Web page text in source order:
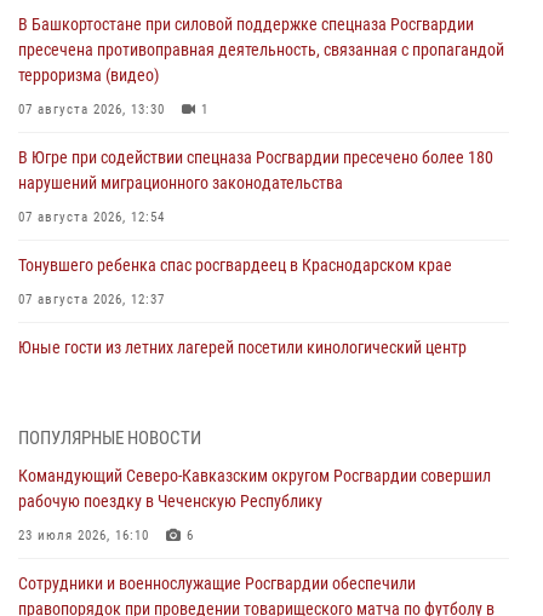
В Башкортостане при силовой поддержке спецназа Росгвардии
пресечена противоправная деятельность, связанная с пропагандой
терроризма (видео)
07 августа 2026, 13:30 1
В Югре при содействии спецназа Росгвардии пресечено более 180
нарушений миграционного законодательства
07 августа 2026, 12:54
Тонувшего ребенка спас росгвардеец в Краснодарском крае
07 августа 2026, 12:37
Юные гости из летних лагерей посетили кинологический центр
выпуска «Легенды армии с Александром Маршалом»
07 августа 2026, 12:00
ветераны военной контрразведки почтили память Николая
ПОПУЛЯРНЫЕ НОВОСТИ
Командующий Северо-Кавказским округом Росгвардии совершил
рабочую поездку в Чеченскую Республику
23 июля 2026, 16:10 6
Сотрудники и военнослужащие Росгвардии обеспечили
правопорядок при проведении товарищеского матча по футболу в